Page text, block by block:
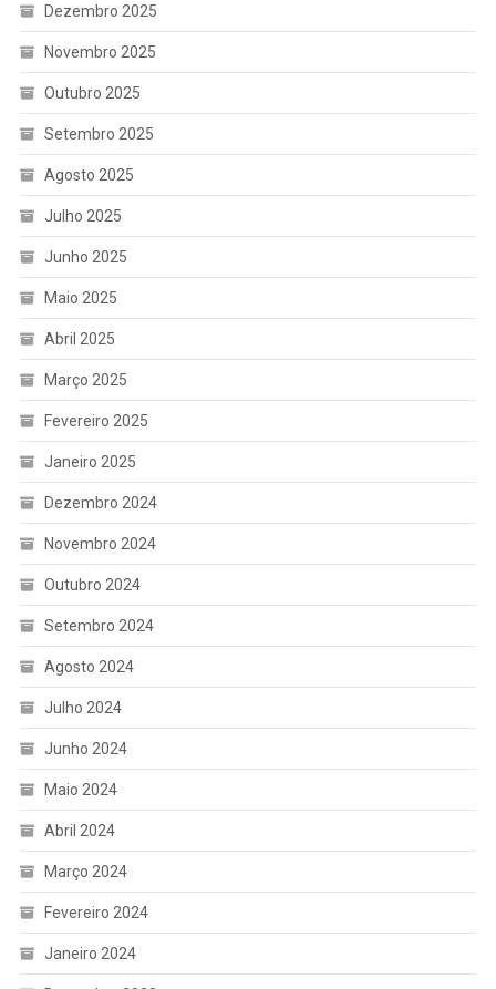
Dezembro 2025
Novembro 2025
Outubro 2025
Setembro 2025
Agosto 2025
Julho 2025
Junho 2025
Maio 2025
Abril 2025
Março 2025
Fevereiro 2025
Janeiro 2025
Dezembro 2024
Novembro 2024
Outubro 2024
Setembro 2024
Agosto 2024
Julho 2024
Junho 2024
Maio 2024
Abril 2024
Março 2024
Fevereiro 2024
Janeiro 2024